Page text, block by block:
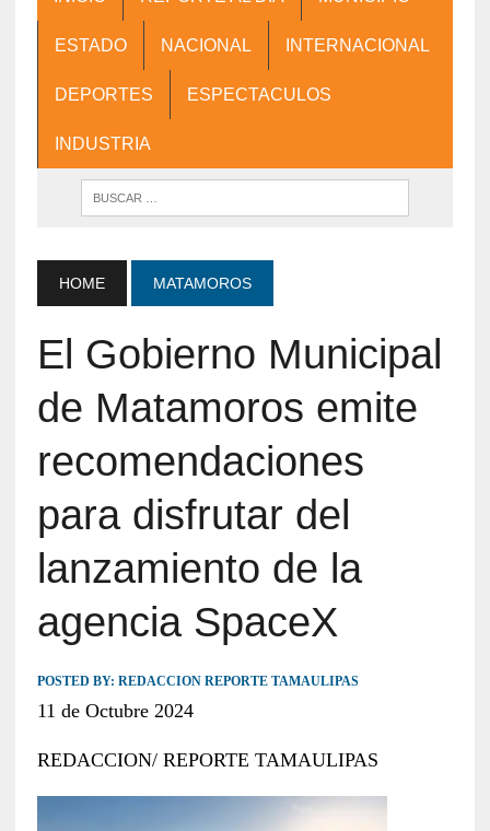
ESTADO NACIONAL INTERNACIONAL
DEPORTES ESPECTACULOS
INDUSTRIA
HOME MATAMOROS
El Gobierno Municipal
de Matamoros emite
recomendaciones
para disfrutar del
lanzamiento de la
agencia SpaceX
POSTED BY: REDACCION REPORTE TAMAULIPAS
11 de Octubre 2024
REDACCION/ REPORTE TAMAULIPAS